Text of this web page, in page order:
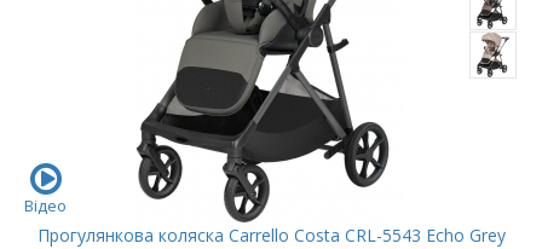
Відео
Прогулянкова коляска Carrello Costa CRL-5543 Echo Grey